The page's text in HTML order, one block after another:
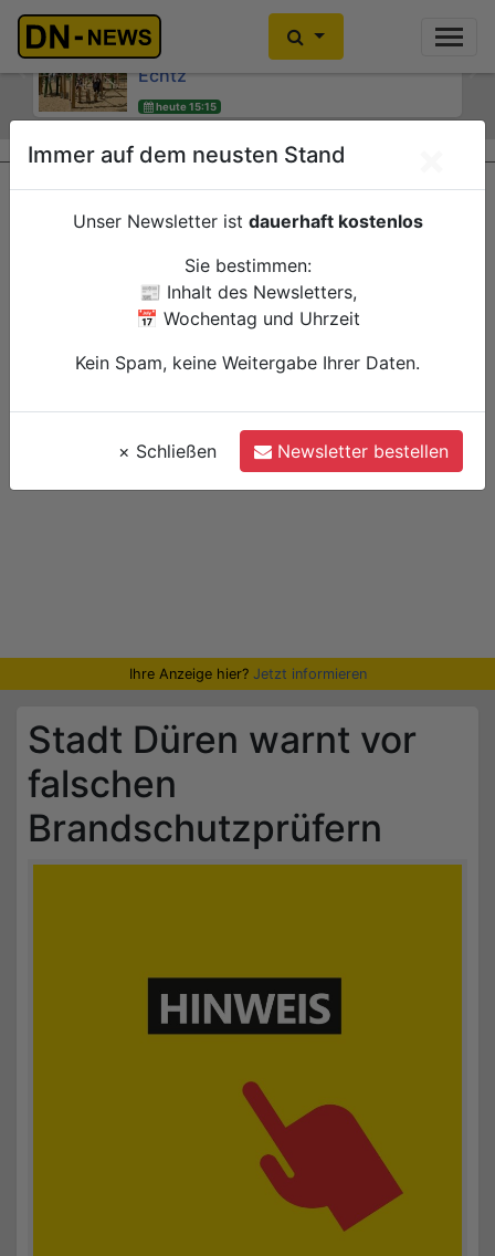
Kinder- und Jugendsprecherinnen
des Jugendheims engagieren sich für
Echtz
heute 15:15
Kein Alkoholkonsum in der
Schwangerschaft: Interaktive
Wanderausstellung ZERO! im
Kreishaus
Düren
Verwaltung
Previous
Ihre Anzeige hier? Jetzt informieren
Stadt Düren warnt vor
falschen
Brandschutzprüfern
Immer auf dem neusten Stand
Unser Newsletter ist dauerhaft kostenlos
Sie bestimmen:
📰 Inhalt des Newsletters,
📅 Wochentag und Uhrzeit
Kein Spam, keine Weitergabe Ihrer Daten.
× Schließen Newsletter bestellen